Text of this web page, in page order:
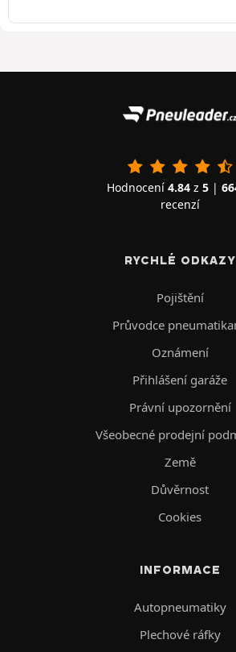
Hodnocení 4.84z 5|
recenzí
RYCHLÉ ODKAZY
Pojištění
Průvodce
Oznámení
Přihlášení garáže
Právní upozornění
Všeobecné prodejní
Země
Důvěrnost
Cookies
INFORMACE
Autopneumatiky
Plechové ráfky